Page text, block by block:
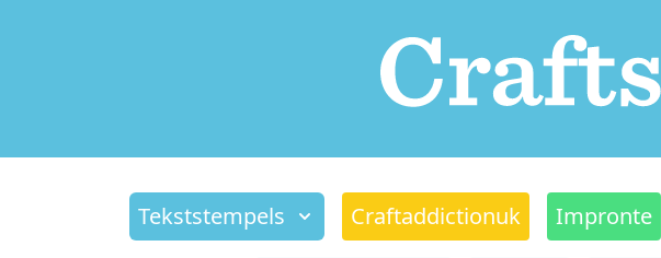
Tekststempels Craftaddictionuk Impronte